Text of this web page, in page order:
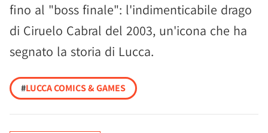
fino al "boss finale": l'indimenticabile drago
di Ciruelo Cabral del 2003, un'icona che ha
segnato la storia di Lucca.
#LUCCA COMICS & GAMES